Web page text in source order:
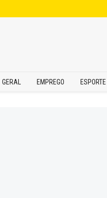
GERAL EMPREGO ESPORTE